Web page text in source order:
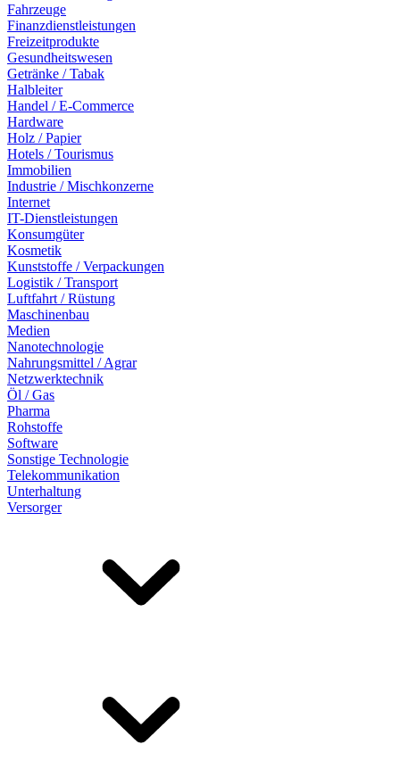
Fahrzeuge
Finanzdienstleistungen
Freizeitprodukte
Gesundheitswesen
Getränke / Tabak
Halbleiter
Handel / E-Commerce
Hardware
Holz / Papier
Hotels / Tourismus
Immobilien
Industrie / Mischkonzerne
Internet
IT-Dienstleistungen
Konsumgüter
Kosmetik
Kunststoffe / Verpackungen
Logistik / Transport
Luftfahrt / Rüstung
Maschinenbau
Medien
Nanotechnologie
Nahrungsmittel / Agrar
Netzwerktechnik
Öl / Gas
Pharma
Rohstoffe
Software
Sonstige Technologie
Telekommunikation
Unterhaltung
Versorger